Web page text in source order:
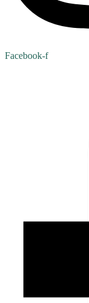
Facebook-f